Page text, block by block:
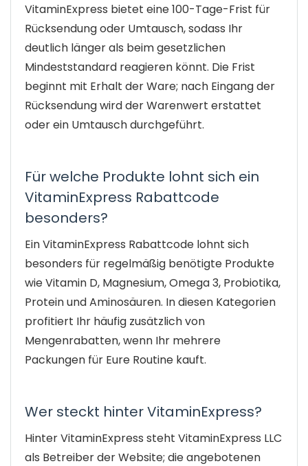
VitaminExpress bietet eine 100-Tage-Frist für
Rücksendung oder Umtausch, sodass Ihr
deutlich länger als beim gesetzlichen
Mindeststandard reagieren könnt. Die Frist
beginnt mit Erhalt der Ware; nach Eingang der
Rücksendung wird der Warenwert erstattet
oder ein Umtausch durchgeführt.
Für welche Produkte lohnt sich ein
VitaminExpress Rabattcode
besonders?
Ein VitaminExpress Rabattcode lohnt sich
besonders für regelmäßig benötigte Produkte
wie Vitamin D, Magnesium, Omega 3, Probiotika,
Protein und Aminosäuren. In diesen Kategorien
profitiert Ihr häufig zusätzlich von
Mengenrabatten, wenn Ihr mehrere
Packungen für Eure Routine kauft.
Wer steckt hinter VitaminExpress?
Hinter VitaminExpress steht VitaminExpress LLC
als Betreiber der Website; die angebotenen